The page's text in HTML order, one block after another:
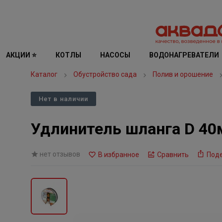
АКЦИИ ⭐ КОТЛЫ НАСОСЫ ВОДОНАГРЕВАТЕЛИ
Каталог Обустройство сада Полив и орошение
Нет в наличии
Удлинитель шланга D
нет отзывов В избранное Сравнить